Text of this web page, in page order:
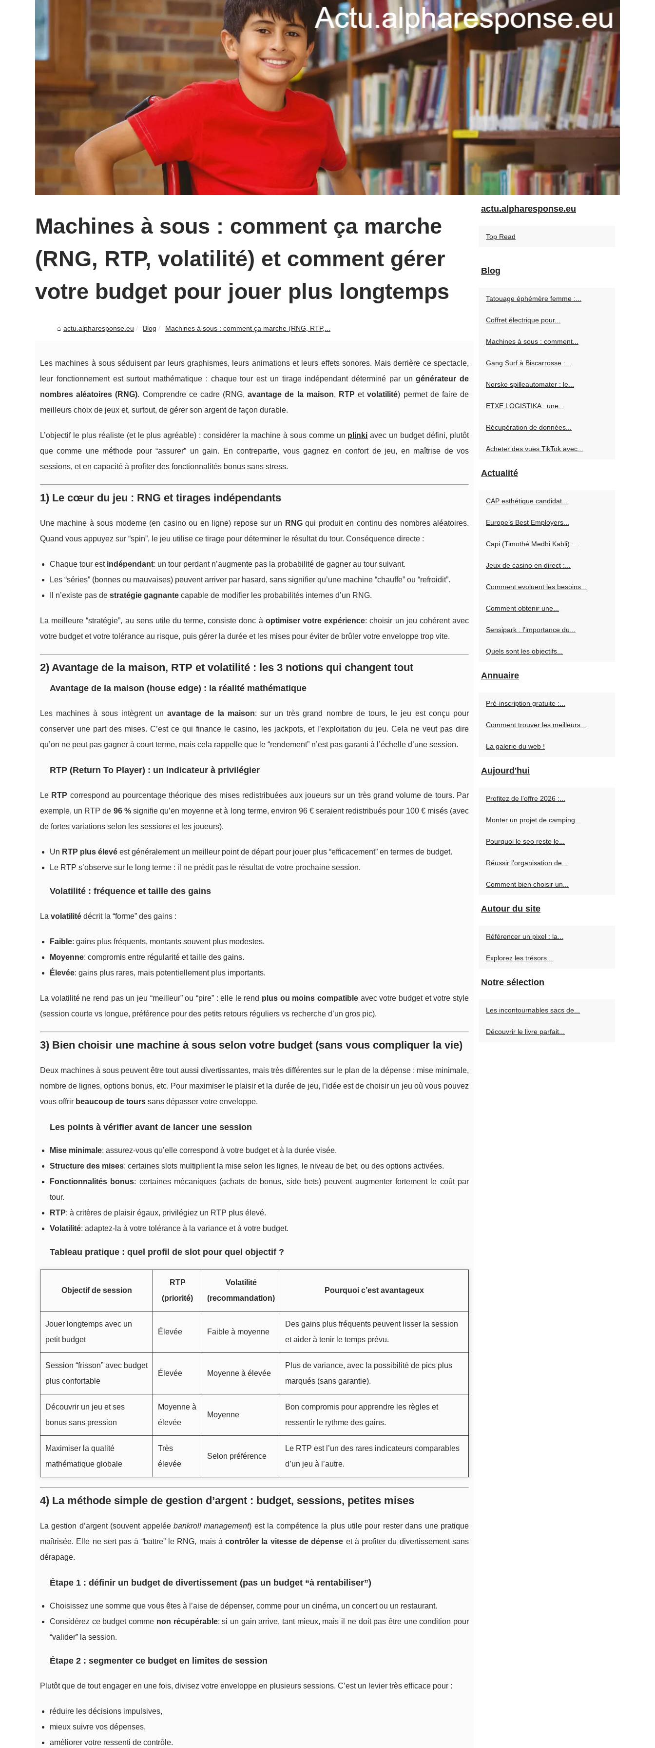
Machines à sous : comment ça marche
(RNG, RTP, volatilité) et comment gérer
votre budget pour jouer plus longtemps
actu.alpharesponse.eu Blog Machines à sous : comment ça marche (RNG, RTP,...
Les machines à sous séduisent par leurs graphismes, leurs animations et leurs effets sonores. Mais derrière ce spectacle,
leur fonctionnement est surtout mathématique : chaque tour est un tirage indépendant déterminé par ungénérateur de
nombres aléatoires (RNG). Comprendre ce cadre (RNG,avantage de la maison, RTP etvolatilité) permet de faire de
meilleurs choix de jeux et, surtout, de gérer son argent de façon durable.
L’objectif le plus réaliste (et le plus agréable) : considérer la machine à sous comme un plinki avec un budget défini, plutôt
que comme une méthode pour “assurer” un gain. En contrepartie, vous gagnez en confort de jeu, en maîtrise de vos
sessions, et en capacité à profiter des fonctionnalités bonus sans stress.
1) Le cœur du jeu : RNG et tirages indépendants
Une machine à sous moderne (en casino ou en ligne) repose sur un RNGqui produit en continu des nombres aléatoires.
Quand vous appuyez sur “spin”, le jeu utilise ce tirage pour déterminer le résultat du tour. Conséquence directe :
Chaque tour est indépendant: un tour perdant n’augmente pas la probabilité de gagner au tour suivant.
Les “séries” (bonnes ou mauvaises) peuvent arriver par hasard, sans signifier qu’une machine “chauffe” ou “refroidit”.
Il n’existe pas de stratégie gagnante capable de modifier les probabilités internes d’un RNG.
La meilleure “stratégie”, au sens utile du terme, consiste donc à optimiser votre expérience: choisir un jeu cohérent avec
votre budget et votre tolérance au risque, puis gérer la durée et les mises pour éviter de brûler votre enveloppe trop vite.
2) Avantage de la maison, RTP et volatilité : les 3 notions qui changent tout
Avantage de la maison (house edge) : la réalité mathématique
Les machines à sous intègrent unavantage de la maison: sur un très grand nombre de tours, le jeu est conçu pour
conserver une part des mises. C’est ce qui finance le casino, les jackpots, et l’exploitation du jeu. Cela ne veut pas dire
qu’on ne peut pas gagner à court terme, mais cela rappelle que le “rendement” n’est pas garanti à l’échelle d’une session.
RTP (Return To Player) : un indicateur à privilégier
Le RTP correspond au pourcentage théorique des mises redistribuées aux joueurs sur un très grand volume de tours. Par
exemple, un RTP de 96 %signifie qu’en moyenne et à long terme, environ 96 € seraient redistribués pour 100 € misés (avec
de fortes variations selon les sessions et les joueurs).
Un RTP plus élevé est généralement un meilleur point de départ pour jouer plus “efficacement” en termes de budget.
Le RTP s’observe sur le long terme : il ne prédit pas le résultat de votre prochaine session.
Volatilité : fréquence et taille des gains
La volatilité décrit la “forme” des gains :
Faible: gains plus fréquents, montants souvent plus modestes.
Moyenne: compromis entre régularité et taille des gains.
Élevée: gains plus rares, mais potentiellement plus importants.
La volatilité ne rend pas un jeu “meilleur” ou “pire” : elle le rend plus ou moins compatible avec votre budget et votre style
(session courte vs longue, préférence pour des petits retours réguliers vs recherche d’un gros pic).
3) Bien choisir une machine à sous selon votre budget (sans vous compliquer la vie)
Deux machines à sous peuvent être tout aussi divertissantes, mais très différentes sur le plan de la dépense : mise minimale,
nombre de lignes, options bonus, etc. Pour maximiser le plaisir et la durée de jeu, l’idée est de choisir un jeu où vous pouvez
vous offrir beaucoup de tours sans dépasser votre enveloppe.
Les points à vérifier avant de lancer une session
Mise minimale: assurez-vous qu’elle correspond à votre budget et à la durée visée.
Structure des mises: certaines slots multiplient la mise selon les lignes, le niveau de bet, ou des options activées.
Fonctionnalités bonus: certaines mécaniques (achats de bonus, side bets) peuvent augmenter fortement le coût par
tour.
RTP: à critères de plaisir égaux, privilégiez un RTP plus élevé.
Volatilité: adaptez-la à votre tolérance à la variance et à votre budget.
Tableau pratique : quel profil de slot pour quel objectif ?
Objectif de session
RTP
(priorité)
Volatilité
(recommandation)
Pourquoi c’est avantageux
Jouer longtemps avec un
petit budget
Élevée Faible à moyenne
Des gains plus fréquents peuvent lisser la session
et aider à tenir le temps prévu.
Session “frisson” avec budget
plus confortable
Élevée Moyenne à élevée
Plus de variance, avec la possibilité de pics plus
marqués (sans garantie).
Découvrir un jeu et ses
bonus sans pression
Moyenne à
élevée
Moyenne
Bon compromis pour apprendre les règles et
ressentir le rythme des gains.
Maximiser la qualité
mathématique globale
Très
élevée
Selon préférence
Le RTP est l’un des rares indicateurs comparables
d’un jeu à l’autre.
4) La méthode simple de gestion d’argent : budget, sessions, petites mises
La gestion d’argent (souvent appeléebankroll management) est la compétence la plus utile pour rester dans une pratique
maîtrisée. Elle ne sert pas à “battre” le RNG, mais àcontrôler la vitesse de dépense et à profiter du divertissement sans
dérapage.
Étape 1 : définir un budget de divertissement (pas un budget “à rentabiliser”)
Choisissez une somme que vous êtes à l’aise de dépenser, comme pour un cinéma, un concert ou un restaurant.
Considérez ce budget comme non récupérable: si un gain arrive, tant mieux, mais il ne doit pas être une condition pour
“valider” la session.
Étape 2 : segmenter ce budget en limites de session
Plutôt que de tout engager en une fois, divisez votre enveloppe en plusieurs sessions. C’est un levier très efficace pour :
réduire les décisions impulsives,
mieux suivre vos dépenses,
améliorer votre ressenti de contrôle.
actu.alpharesponse.eu
Top Read
Blog
Tatouage éphémère femme :...
Coffret électrique pour...
Machines à sous : comment...
Gang Surf à Biscarrosse :...
Norske spilleautomater : le...
ETXE LOGISTIKA : une...
Récupération de données...
Acheter des vues TikTok avec...
Actualité
CAP esthétique candidat...
Europe’s Best Employers...
Capi (Timothé Medhi Kabli) :...
Jeux de casino en direct :...
Comment evoluent les besoins...
Comment obtenir une...
Sensipark : l’importance du...
Quels sont les objectifs...
Annuaire
Pré-inscription gratuite :...
Comment trouver les meilleurs...
La galerie du web !
Aujourd'hui
Profitez de l’offre 2026 :...
Monter un projet de camping...
Pourquoi le seo reste le...
Réussir l’organisation de...
Comment bien choisir un...
Autour du site
Référencer un pixel : la...
Explorez les trésors...
Notre sélection
Les incontournables sacs de...
Découvrir le livre parfait...